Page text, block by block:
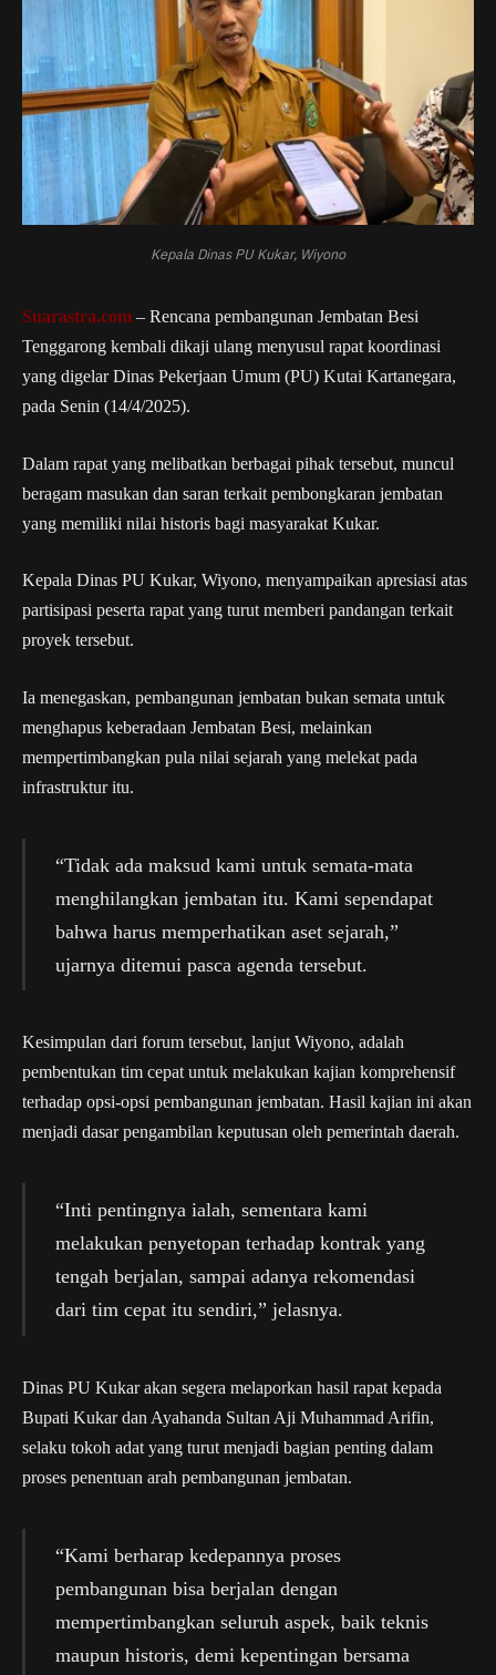
Kepala Dinas PU Kukar, Wiyono
Suarastra.com – Rencana pembangunan Jembatan Besi
Tenggarong kembali dikaji ulang menyusul rapat koordinasi
yang digelar Dinas Pekerjaan Umum (PU) Kutai Kartanegara,
pada Senin (14/4/2025).
Dalam rapat yang melibatkan berbagai pihak tersebut, muncul
beragam masukan dan saran terkait pembongkaran jembatan
yang memiliki nilai historis bagi masyarakat Kukar.
Kepala Dinas PU Kukar, Wiyono, menyampaikan apresiasi atas
partisipasi peserta rapat yang turut memberi pandangan terkait
proyek tersebut.
Ia menegaskan, pembangunan jembatan bukan semata untuk
menghapus keberadaan Jembatan Besi, melainkan
mempertimbangkan pula nilai sejarah yang melekat pada
infrastruktur itu.
“Tidak ada maksud kami untuk semata-mata
menghilangkan jembatan itu. Kami sependapat
bahwa harus memperhatikan aset sejarah,”
ujarnya ditemui pasca agenda tersebut.
Kesimpulan dari forum tersebut, lanjut Wiyono, adalah
pembentukan tim cepat untuk melakukan kajian komprehensif
terhadap opsi-opsi pembangunan jembatan. Hasil kajian ini akan
menjadi dasar pengambilan keputusan oleh pemerintah daerah.
“Inti pentingnya ialah, sementara kami
melakukan penyetopan terhadap kontrak yang
tengah berjalan, sampai adanya rekomendasi
dari tim cepat itu sendiri,” jelasnya.
Dinas PU Kukar akan segera melaporkan hasil rapat kepada
Bupati Kukar dan Ayahanda Sultan Aji Muhammad Arifin,
selaku tokoh adat yang turut menjadi bagian penting dalam
proses penentuan arah pembangunan jembatan.
“Kami berharap kedepannya proses
pembangunan bisa berjalan dengan
mempertimbangkan seluruh aspek, baik teknis
maupun historis, demi kepentingan bersama